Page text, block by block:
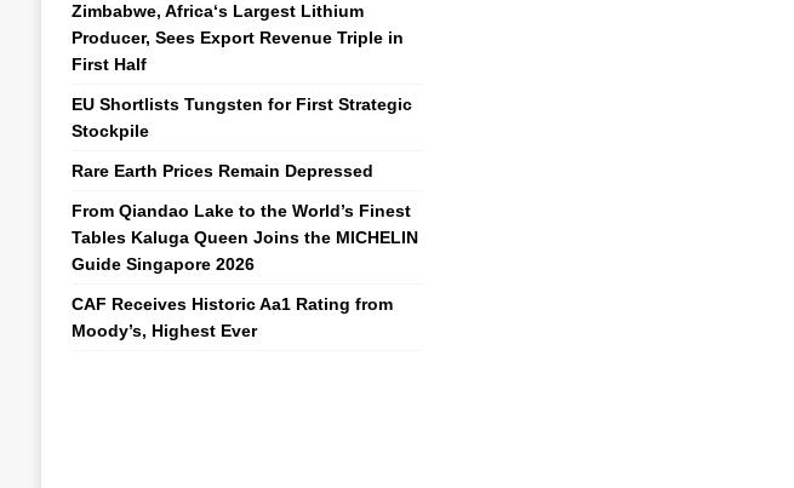
Zimbabwe, Africa‘s Largest Lithium
Producer, Sees Export Revenue Triple in
First Half
EU Shortlists Tungsten for First Strategic
Stockpile
Rare Earth Prices Remain Depressed
From Qiandao Lake to the World’s Finest
Tables Kaluga Queen Joins the MICHELIN
Guide Singapore 2026
CAF Receives Historic Aa1 Rating from
Moody’s, Highest Ever